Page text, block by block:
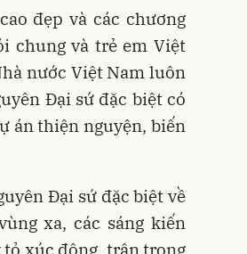
đẹp và các chương
chung và trẻ em Việt
nước Việt Nam luôn
Đại sứ đặc biệt có
án thiện nguyện, biến
Đại sứ đặc biệt về
xa, các sáng kiến
tỏ xúc động, trân trọng